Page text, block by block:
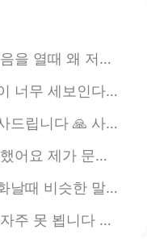
좋은 치료약은
락 주신 분 4명이 있었어요 다 인간관계 문제에 대해 이야...
ㅋㅋ I mainly used it to send a message to all th...
마자 반대를 했는데 제가 너무 언니를 보호하려고 방어적인 태...
햇갈렸었거든요 ㅋㅋㅋ 저는 이과 전공이지만 제가 당연히...
Up. No~ you did NOT Get outta here! You're ...
까지 한국에 못 갔습니다 작년 9월에 한국을 방문할 수 있...